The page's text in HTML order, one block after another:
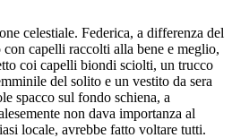
celestiale. Federica, a differenza del
capelli raccolti alla bene e meglio,
coi capelli biondi sciolti, un trucco
del solito e un vestito da sera
spacco sul fondo schiena, a
non dava importanza al
locale, avrebbe fatto voltare tutti.